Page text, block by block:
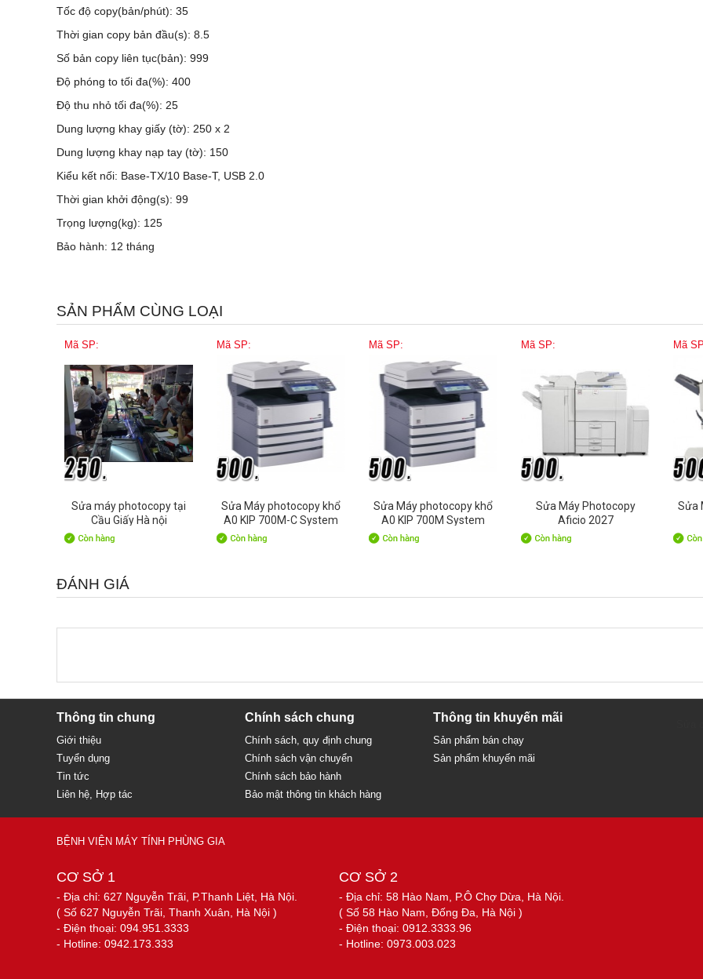
Tốc độ copy(bản/phút): 35
Thời gian copy bản đầu(s): 8.5
Số bản copy liên tục(bản): 999
Độ phóng to tối đa(%): 400
Độ thu nhỏ tối đa(%): 25
Dung lượng khay giấy (tờ): 250 x 2
Dung lượng khay nạp tay (tờ): 150
Kiểu kết nối: Base-TX/10 Base-T, USB 2.0
Thời gian khởi động(s): 99
Trọng lượng(kg): 125
Bảo hành: 12 tháng
SẢN PHẨM CÙNG LOẠI
Mã SP:
Sửa máy photocopy tại
Cầu Giấy Hà nội
Mã SP:
Sửa Máy photocopy khổ
A0 KIP 700M-C System
Mã SP:
Sửa Máy photocopy khổ
A0 KIP 700M System
Mã SP:
Sửa Máy Photocopy
Aficio 2027
Mã
Sửa
ĐÁNH GIÁ
Thông tin chung
Giới thiệu
Tuyển dụng
Tin tức
Liên hệ, Hợp tác
Chính sách chung
Chính sách, quy định chung
Chính sách vận chuyển
Chính sách bảo hành
Bảo mật thông tin khách hàng
Thông tin khuyến mãi
Sản phẩm bán chạy
Sản phẩm khuyến mãi
BỆNH VIỆN MÁY TÍNH PHÙNG GIA
CƠ SỞ 1
- Địa chỉ: 627 Nguyễn Trãi, P.Thanh Liệt, Hà Nội.
( Số 627 Nguyễn Trãi, Thanh Xuân, Hà Nội )
- Điện thoại: 094.951.3333
- Hotline: 0942.173.333
CƠ SỞ 2
- Địa chỉ: 58 Hào Nam, P.Ô Chợ Dừa, Hà Nội.
( Số 58 Hào Nam, Đống Đa, Hà Nội )
- Điện thoại: 0912.3333.96
- Hotline: 0973.003.023